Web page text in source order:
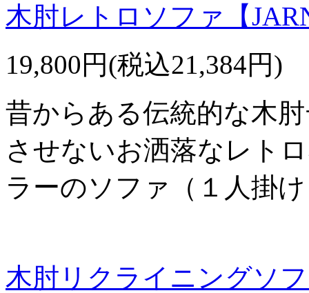
木肘レトロソファ【
19,800円(税込21,384円)
昔からある伝統的な木
させないお洒落なレト
ラーのソファ（１人掛
木肘リクライニングソ